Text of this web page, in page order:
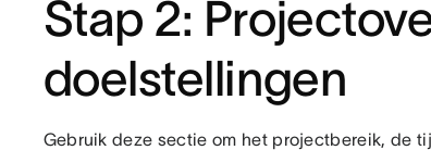
Stap 2:
doelstellingen
Gebruik deze sectie om het projectbereik, de